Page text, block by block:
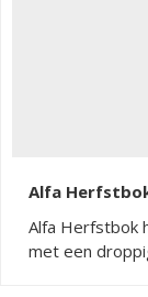
Alfa
Alfa Herfstbok
met een